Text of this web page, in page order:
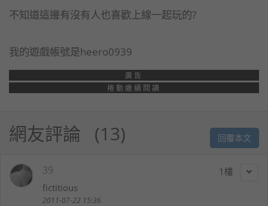
不知道這邊有沒有人也喜歡上線一起玩的?
我的遊戲帳號是heero0939
廣告
捲動繼續閱讀
網友評論 13 回覆本文
1
39
fictitious
2011-07-22 15:36